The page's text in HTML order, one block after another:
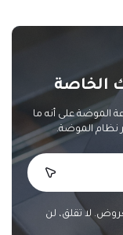
الخاصة
على أنه ما
نظام الموضة.
لا تقلق، لن